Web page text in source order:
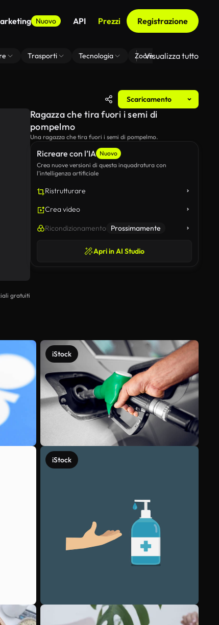
Nuovo API Prezzi Registrazione
Trasporti Tecnologia Zoom Di Sfondo Virtuale
Visualizza tutto
Scaricamento
gratuiti
Ricreare con l’IA Nuovo
Crea nuove versioni di questa inquadratura con
l’intelligenza artificiale
Ristrutturare
Crea video
Ricondizionamento Prossimamente
Apri in AI Studio
Ragazza che tira fuori i semi di
pompelmo
Una ragazza che tira fuori i semi di pompelmo.
iStock
iStock